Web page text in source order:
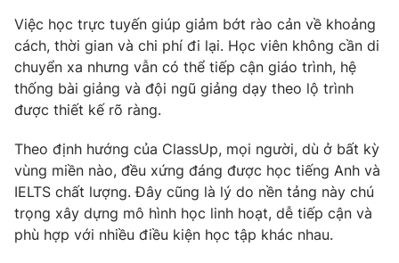
Liên hệ tòa soạn English
THỜI BÁO VTV
Theo dõi báo trên
Việc học trực tuyến giúp giảm bớt rào cản về khoảng
cách, thời gian và chi phí đi lại. Học viên không cần di
chuyển xa nhưng vẫn có thể tiếp cận giáo trình, hệ
thống bài giảng và đội ngũ giảng dạy theo lộ trình
được thiết kế rõ ràng.
Theo định hướng của ClassUp, mọi người, dù ở bất kỳ
vùng miền nào, đều xứng đáng được học tiếng Anh và
IELTS chất lượng. Đây cũng là lý do nền tảng này chú
trọng xây dựng mô hình học linh hoạt, dễ tiếp cận và
phù hợp với nhiều điều kiện học tập khác nhau.